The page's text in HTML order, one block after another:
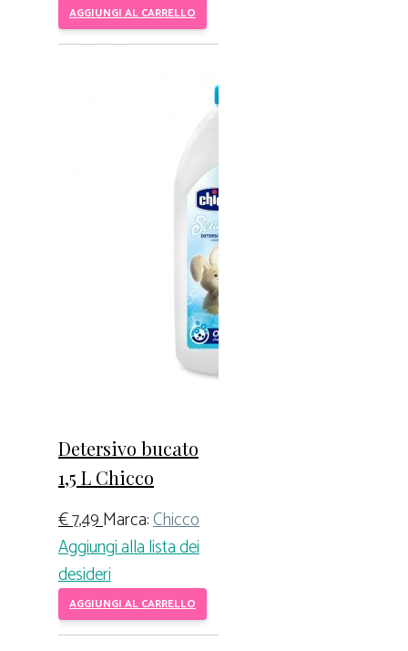
AGGIUNGI AL CARRELLO
Detersivo bucato
1,5 L Chicco
€7,49Marca:Chicco
Aggiungi alla lista dei
desideri
AGGIUNGI AL CARRELLO